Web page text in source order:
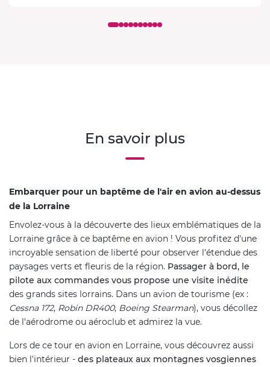
En savoir plus
Embarquer pour un baptême de l'air en avion au-dessus
de la Lorraine
Envolez-vous à la découverte des lieux emblématiques de la
Lorraine grâce à ce baptême en avion ! Vous profitez d'une
incroyable sensation de liberté pour observer l'étendue des
paysages verts et fleuris de la région. Passager à bord, le
pilote aux commandes vous propose une visite inédite
des grands sites lorrains. Dans un avion de tourisme (ex :
Cessna 172, Robin DR400, Boeing Stearman), vous décollez
de l'aérodrome ou aéroclub et admirez la vue.
Lors de ce tour en avion en Lorraine, vous découvrez aussi
bien l'intérieur - des plateaux aux montagnes vosgiennes